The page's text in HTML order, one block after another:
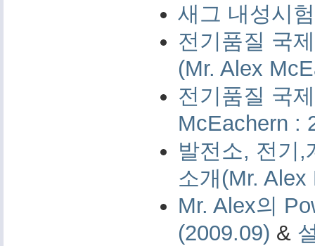
새그 내성시
전기품질 국
(Mr. Alex
전기품질 국
McEachern :
발전소, 전기,
소개(Mr.
Mr. Alex의
(2009.09) &